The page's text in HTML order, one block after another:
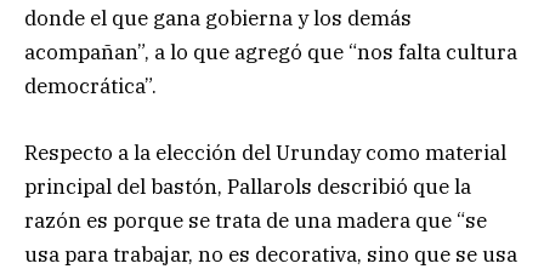
donde el que gana gobierna y los demás
acompañan”, a lo que agregó que “nos falta cultura
democrática”.
Respecto a la elección del Urunday como material
principal del bastón, Pallarols describió que la
razón es porque se trata de una madera que “se
usa para trabajar, no es decorativa, sino que se usa